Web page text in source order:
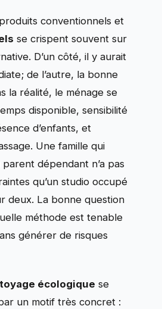
conventionnels et
se crispent souvent sur
D’un côté, il y aurait
de l’autre, la bonne
la réalité, le ménage se
disponible, sensibilité
d’enfants, et
Une famille qui
dépendant n’a pas
qu’un studio occupé
deux. La bonne question
méthode est tenable
générer de risques
écologique se
un motif très concret :